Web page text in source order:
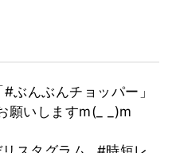
ぶんぶんチョッパー」
願いしますm(_ _)m